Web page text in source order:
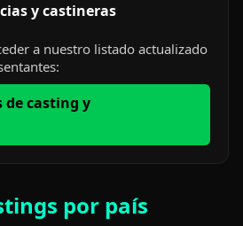
y castineras
a nuestro listado actualizado
de casting y
por país